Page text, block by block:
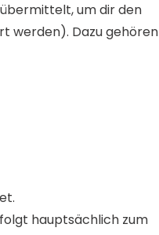
um dir den
werden). Dazu gehören
hauptsächlich zum